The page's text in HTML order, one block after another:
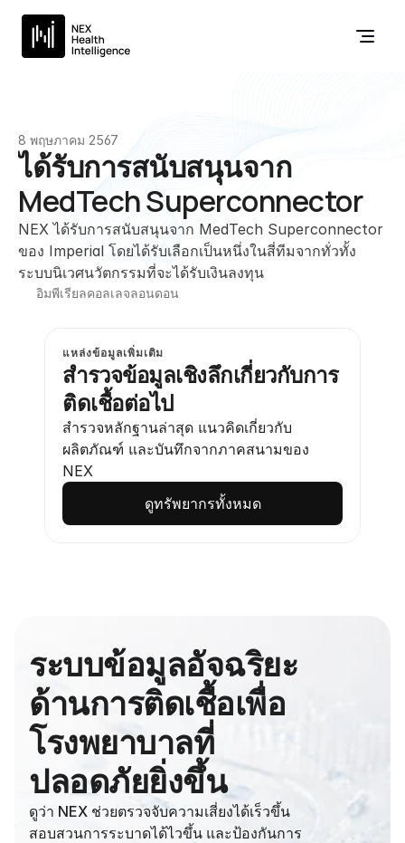
8 พฤษภาคม 2567
ได้รับการสนับสนุนจาก
MedTech Superconnector
NEX ได้รับการสนับสนุนจาก MedTech Superconnector
ของ Imperial โดยได้รับเลือกเป็นหนึ่งในสี่ทีมจากทั่วทั้ง
ระบบนิเวศนวัตกรรมที่จะได้รับเงินลงทุน
อิมพีเรียลคอลเลจลอนดอน
แหล่งข้อมูลเพิ่มเติม
สำรวจข้อมูลเชิงลึกเกี่ยวกับการ
ติดเชื้อต่อไป
สำรวจหลักฐานล่าสุด แนวคิดเกี่ยวกับ
ผลิตภัณฑ์ และบันทึกจากภาคสนามของ
NEX
ดูทรัพยากรทั้งหมด
ระบบข้อมูลอัจฉริยะ
ด้านการติดเชื้อเพื่อ
โรงพยาบาลที่
ปลอดภัยยิ่งขึ้น
ดูว่า NEX ช่วยตรวจจับความเสี่ยงได้เร็วขึ้น
สอบสวนการระบาดได้ไวขึ้น และป้องกันการ